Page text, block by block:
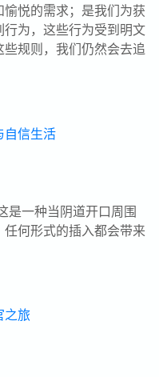
悦的需求；是我们为获
为，这些行为受到明文
规则，我们仍然会去追
是一种当阴道开口周围
何形式的插入都会带来